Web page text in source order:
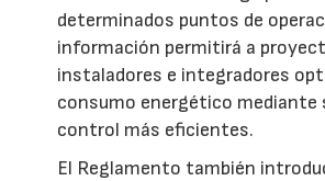
determinados puntos de
información permitirá a
instaladores e integradores
consumo energético mediante
control más eficientes.
El Reglamento también